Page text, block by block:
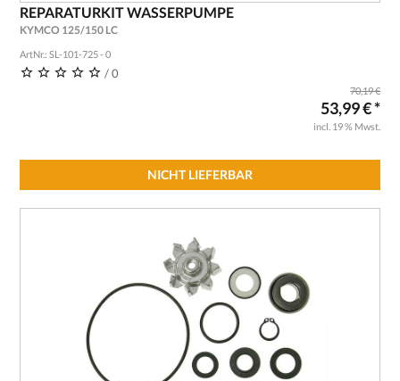
REPARATURKIT WASSERPUMPE
KYMCO 125/150 LC
ArtNr.: SL-101-725 - 0
/ 0
70,19 €
53,99 € *
incl. 19 % Mwst.
NICHT LIEFERBAR